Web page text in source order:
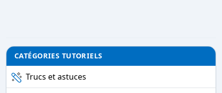
CATÉGORIES TUTORIELS
Trucs et astuces